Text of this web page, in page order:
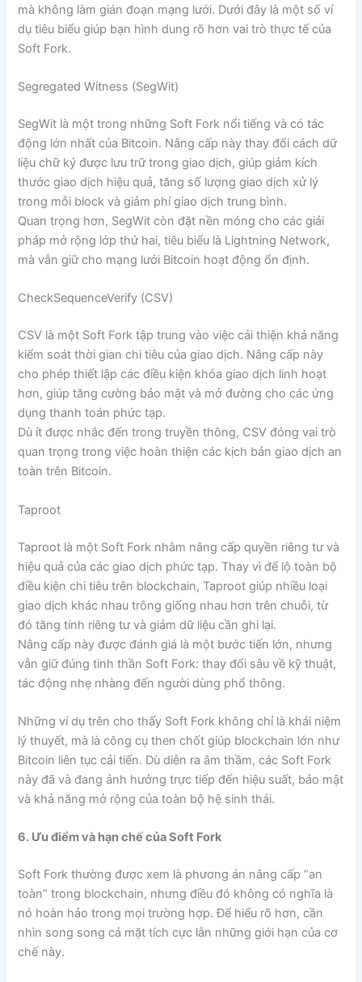
mà không làm gián đoạn mạng lưới. Dưới đây là một số ví
dụ tiêu biểu giúp bạn hình dung rõ hơn vai trò thực tế của
Soft Fork.
Segregated Witness (SegWit)
SegWit là một trong những Soft Fork nổi tiếng và có tác
động lớn nhất của Bitcoin. Nâng cấp này thay đổi cách dữ
liệu chữ ký được lưu trữ trong giao dịch, giúp giảm kích
thước giao dịch hiệu quả, tăng số lượng giao dịch xử lý
trong mỗi block và giảm phí giao dịch trung bình.
Quan trọng hơn, SegWit còn đặt nền móng cho các giải
pháp mở rộng lớp thứ hai, tiêu biểu là Lightning Network,
mà vẫn giữ cho mạng lưới Bitcoin hoạt động ổn định.
CheckSequenceVerify (CSV)
CSV là một Soft Fork tập trung vào việc cải thiện khả năng
kiểm soát thời gian chi tiêu của giao dịch. Nâng cấp này
cho phép thiết lập các điều kiện khóa giao dịch linh hoạt
hơn, giúp tăng cường bảo mật và mở đường cho các ứng
dụng thanh toán phức tạp.
Dù ít được nhắc đến trong truyền thông, CSV đóng vai trò
quan trọng trong việc hoàn thiện các kịch bản giao dịch an
toàn trên Bitcoin.
Taproot
Taproot là một Soft Fork nhằm nâng cấp quyền riêng tư và
hiệu quả của các giao dịch phức tạp. Thay vì để lộ toàn bộ
điều kiện chi tiêu trên blockchain, Taproot giúp nhiều loại
giao dịch khác nhau trông giống nhau hơn trên chuỗi, từ
đó tăng tính riêng tư và giảm dữ liệu cần ghi lại.
Nâng cấp này được đánh giá là một bước tiến lớn, nhưng
vẫn giữ đúng tinh thần Soft Fork: thay đổi sâu về kỹ thuật,
tác động nhẹ nhàng đến người dùng phổ thông.
Những ví dụ trên cho thấy Soft Fork không chỉ là khái niệm
lý thuyết, mà là công cụ then chốt giúp blockchain lớn như
Bitcoin liên tục cải tiến. Dù diễn ra âm thầm, các Soft Fork
này đã và đang ảnh hưởng trực tiếp đến hiệu suất, bảo mật
và khả năng mở rộng của toàn bộ hệ sinh thái.
6. Ưu điểm và hạn chế của Soft Fork
Soft Fork thường được xem là phương án nâng cấp “an
toàn” trong blockchain, nhưng điều đó không có nghĩa là
nó hoàn hảo trong mọi trường hợp. Để hiểu rõ hơn, cần
nhìn song song cả mặt tích cực lẫn những giới hạn của cơ
chế này.